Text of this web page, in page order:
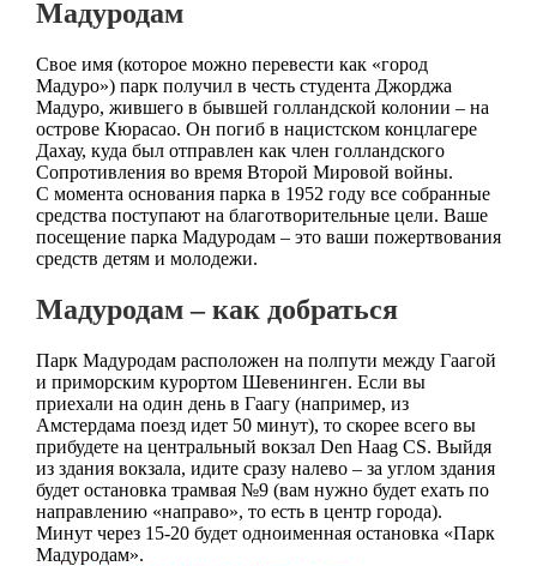
Мадуродам
Свое имя (которое можно перевести как «город
Мадуро») парк получил в честь студента Джорджа
Мадуро, жившего в бывшей голландской колонии – на
острове Кюрасао. Он погиб в нацистском концлагере
Дахау, куда был отправлен как член голландского
Сопротивления во время Второй Мировой войны.
С момента основания парка в 1952 году все собранные
средства поступают на благотворительные цели. Ваше
посещение парка Мадуродам – это ваши пожертвования
средств детям и молодежи.
Мадуродам – как добраться
Парк Мадуродам расположен на полпути между Гаагой
и приморским курортом Шевенинген. Если вы
приехали на один день в Гаагу (например, из
Амстердама поезд идет 50 минут), то скорее всего вы
прибудете на центральный вокзал Den Haag CS. Выйдя
из здания вокзала, идите сразу налево – за углом здания
будет остановка трамвая №9 (вам нужно будет ехать по
направлению «направо», то есть в центр города).
Минут через 15-20 будет одноименная остановка «Парк
Мадуродам».